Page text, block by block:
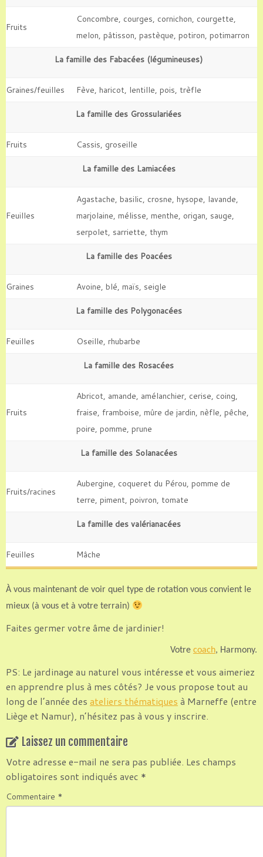
Fruits
Concombre, courges, cornichon, courgette,
melon, pâtisson, pastèque, potiron, potimarron
La famille des Fabacées (légumineuses)
Graines/feuilles Fève, haricot, lentille, pois, trèfle
La famille des Grossulariées
Fruits Cassis, groseille
La famille des Lamiacées
Feuilles
Agastache, basilic, crosne, hysope, lavande,
marjolaine, mélisse, menthe, origan, sauge,
serpolet, sarriette, thym
La famille des Poacées
Graines Avoine, blé, maïs, seigle
La famille des Polygonacées
Feuilles Oseille, rhubarbe
La famille des Rosacées
Fruits
Abricot, amande, amélanchier, cerise, coing,
fraise, framboise, mûre de jardin, nèfle, pêche,
poire, pomme, prune
La famille des Solanacées
Fruits/racines
Aubergine, coqueret du Pérou, pomme de
terre, piment, poivron, tomate
La famille des valérianacées
Feuilles Mâche
À vous maintenant de voir quel type de rotation vous convient le
mieux (à vous et à votre terrain)
Faites germer votre âme de jardinier!
Votre coach, Harmony.
PS: Le jardinage au naturel vous intéresse et vous aimeriez
en apprendre plus à mes côtés? Je vous propose tout au
long de l’année des ateliers thématiques à Marneffe (entre
Liège et Namur), n’hésitez pas à vous y inscrire.
Laissez un commentaire
Votre adresse e-mail ne sera pas publiée. Les champs
obligatoires sont indiqués avec *
Commentaire *